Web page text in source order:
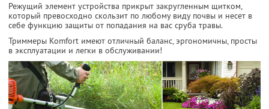
Режущий элемент устройства прикрыт закругленным щитком,
который превосходно скользит по любому виду почвы и несет в
себе функцию защиты от попадания на вас сруба травы.
Триммеры Komfort имеют отличный баланс, эргономичны, просты
в эксплуатации и легки в обслуживании!